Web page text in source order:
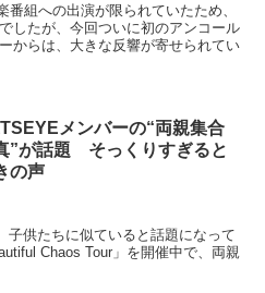
組への出演が限られていたため、
したが、今回ついに初のアンコール
からは、大きな反響が寄せられてい
メンバーの“両親集合
”が話題 そっくりすぎると
の声
子供たちに似ていると話題になって
Chaos Tour」を開催中で、両親